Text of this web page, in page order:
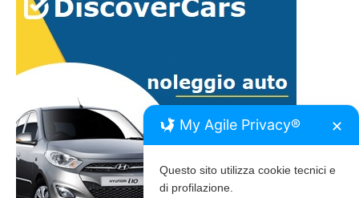
My Agile Privacy® ✕
Questo sito utilizza cookie tecnici e
di profilazione.